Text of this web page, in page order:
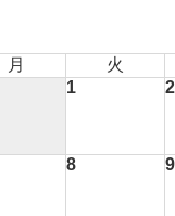
月
火
1
2
8 9